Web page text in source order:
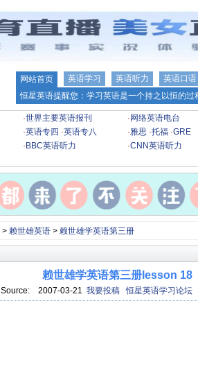
网站首页 英语学习 英语听力
英语口语
恒星英语提醒您：学习英语是一个持之以恒的
·世界主要英语报刊 · 网络英语电台
·英语专四 ·英语专八 ·雅思 ·托福 ·GRE
· BBC英语听力 ·CNN英语听力
> 赖世雄英语> 赖世雄学英语第三册
赖世雄学英语第三册lesson 18
Source: 2007-03-21 我要投稿 恒星英语学习论坛